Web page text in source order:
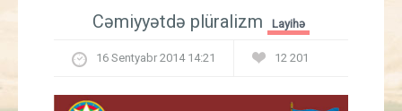
İqtisadiyyat
Cəmiyyətdə plüralizm Layihə
16 Sentyabr 2014 14:21 12 201